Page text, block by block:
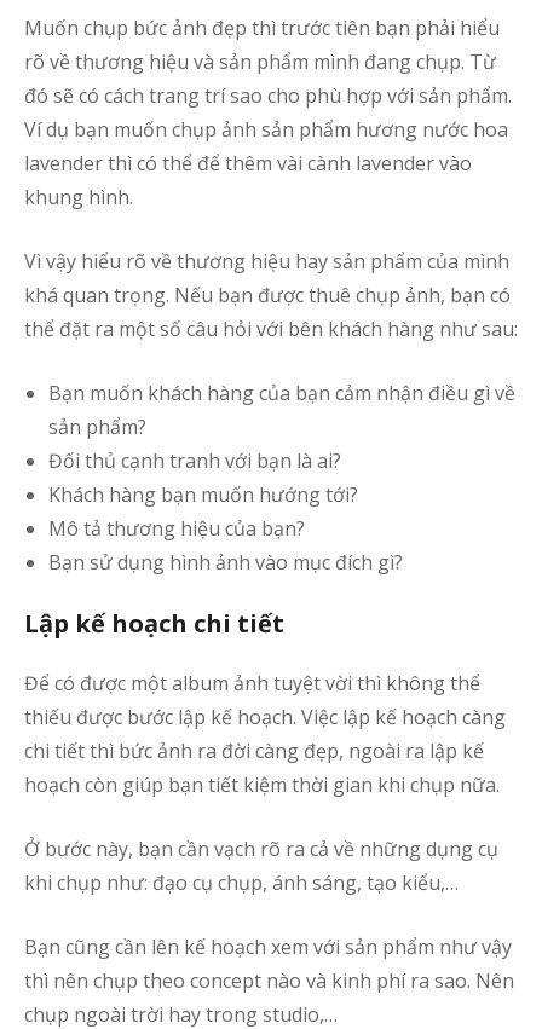
Muốn chụp bức ảnh đẹp thì trước tiên bạn phải hiểu
rõ về thương hiệu và sản phẩm mình đang chụp. Từ
đó sẽ có cách trang trí sao cho phù hợp với sản phẩm.
Ví dụ bạn muốn chụp ảnh sản phẩm hương nước hoa
lavender thì có thể để thêm vài cành lavender vào
khung hình.
Vì vậy hiểu rõ về thương hiệu hay sản phẩm của mình
khá quan trọng. Nếu bạn được thuê chụp ảnh, bạn có
thể đặt ra một số câu hỏi với bên khách hàng như sau:
Bạn muốn khách hàng của bạn cảm nhận điều gì về
sản phẩm?
Đối thủ cạnh tranh với bạn là ai?
Khách hàng bạn muốn hướng tới?
Mô tả thương hiệu của bạn?
Bạn sử dụng hình ảnh vào mục đích gì?
Lập kế hoạch chi tiết
Để có được một album ảnh tuyệt vời thì không thể
thiếu được bước lập kế hoạch. Việc lập kế hoạch càng
chi tiết thì bức ảnh ra đời càng đẹp, ngoài ra lập kế
hoạch còn giúp bạn tiết kiệm thời gian khi chụp nữa.
Ở bước này, bạn cần vạch rõ ra cả về những dụng cụ
khi chụp như: đạo cụ chụp, ánh sáng, tạo kiểu,…
Bạn cũng cần lên kế hoạch xem với sản phẩm như vậy
thì nên chụp theo concept nào và kinh phí ra sao. Nên
chụp ngoài trời hay trong studio,…